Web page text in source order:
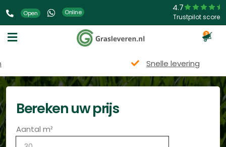
Open Online 4.7
Trustpilot score
3
Snelle levering
Bereken uw prijs
Aantal m²